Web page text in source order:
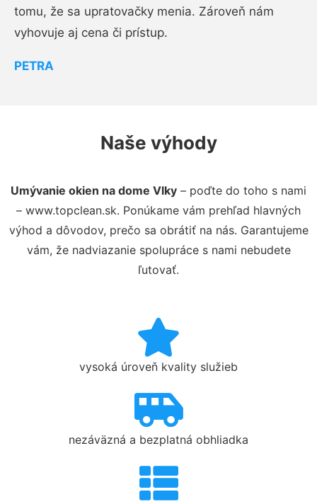
tomu, že sa upratovačky menia. Zároveň nám
vyhovuje aj cena či prístup.
PETRA
Naše výhody
Umývanie okien na dome Vlky – poďte do toho s nami
– www.topclean.sk. Ponúkame vám prehľad hlavných
výhod a dôvodov, prečo sa obrátiť na nás. Garantujeme
vám, že nadviazanie spolupráce s nami nebudete
ľutovať.
vysoká úroveň kvality služieb
nezáväzná a bezplatná obhliadka